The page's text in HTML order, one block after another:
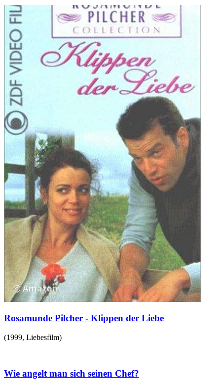
Rosamunde Pilcher - Klippen der Liebe
(1999, Liebesfilm)
Wie angelt man sich seinen Chef?